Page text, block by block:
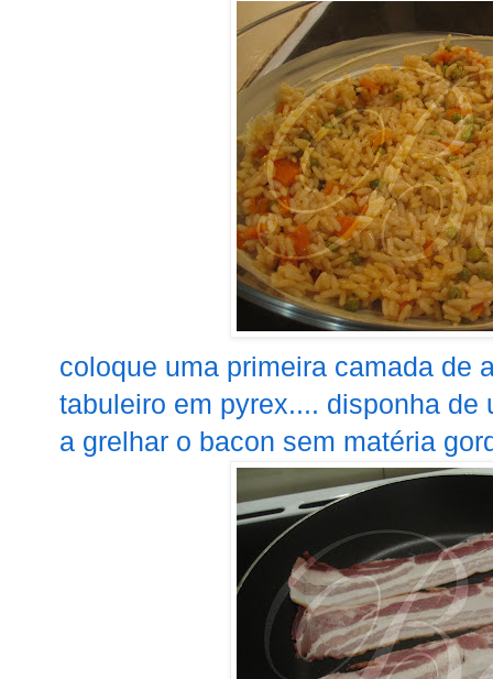
coloque uma primeira camada de
tabuleiro em pyrex.... disponha de
a grelhar o bacon sem matéria